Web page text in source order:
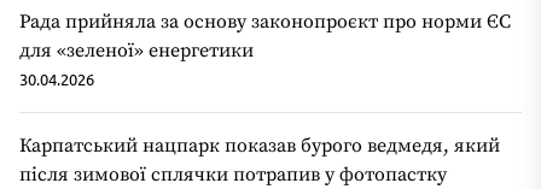
Рада прийняла за основу законопроєкт про норми ЄС
для «зеленої» енергетики
30.04.2026
Карпатський нацпарк показав бурого ведмедя, який
після зимової сплячки потрапив у фотопастку